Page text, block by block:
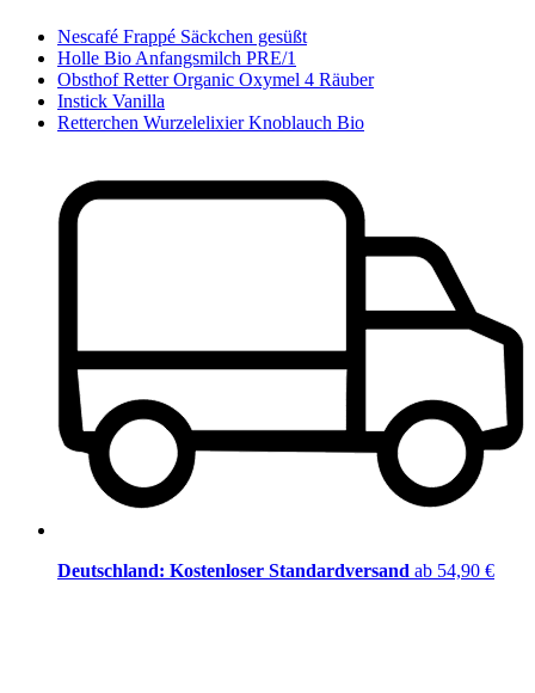
Nescafé Frappé Säckchen gesüßt
Holle Bio Anfangsmilch PRE/1
Obsthof Retter Organic Oxymel 4 Räuber
Instick Vanilla
Retterchen Wurzelelixier Knoblauch Bio
Deutschland: Kostenloser Standardversand ab 54,90 €